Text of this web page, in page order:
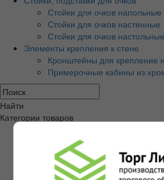
Стойки для очков напольные
Стойки для очков настенные
Стойки для очков настольные
Элементы крепления к стене
Кронштейны для крепление
Примерочные кабины из
Найти
Категории товаров
Экономпанели и